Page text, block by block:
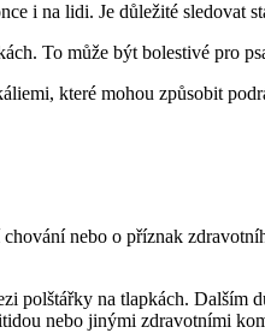
i na lidi. Je důležité sledovat
To může být bolestivé pro
které mohou způsobit
nebo o příznak
polštářky na tlapkách. Dalším
nebo jinými zdravotními